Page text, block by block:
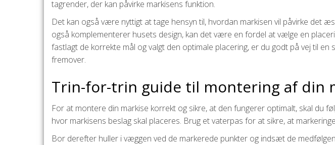
tagrender, der kan påvirke markisens funktion.
Det kan også være nyttigt at tage hensyn til, hvordan markisen vil påvirke det
også komplementerer husets design, kan det være en fordel at vælge en
fastlagt de korrekte mål og valgt den optimale placering, er du godt på vej til
fremover.
Trin-for-trin guide til montering af din
For at montere din markise korrekt og sikre, at den fungerer optimalt, skal du
hvor markisens beslag skal placeres. Brug et vaterpas for at sikre, at
Bor derefter huller i væggen ved de markerede punkter og indsæt de